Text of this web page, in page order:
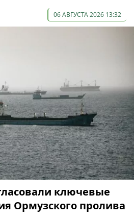
06 АВГУСТА 2026 13:32
ключевые
Ормузского пролива